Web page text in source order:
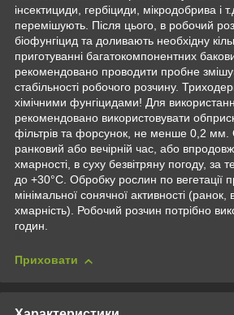
інсектициди, гербіциди, мікродобрива і
перемішують. Після цього, в робочий
біофунгіцид та доливають необхідну
приготуванні багатокомпонентних
рекомендовано проводити пробне
стабільності робочого розчину.
хімічними фунгіцидами! Для
рекомендовано використовувати
фільтрів та форсунок, не менше 0,2 мм.
ранковий або вечірній час, або
хмарності, в суху безвітряну погоду, за
до +30°С. Обробку рослин по вегетації
мінімальної сонячної активності (ранок,
хмарність). Робочий розчин потрібно
годин.
Приховати